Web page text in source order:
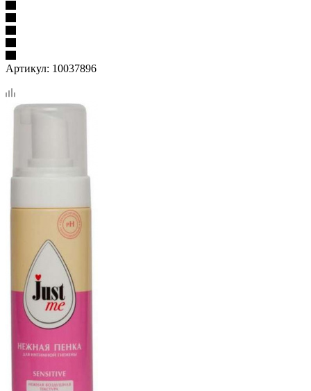
Артикул: 10037896